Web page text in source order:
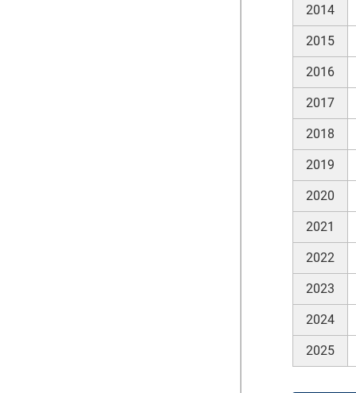
2014
2015
2016
2017
2018
2019
2020
2021
2022
2023
2024
2025